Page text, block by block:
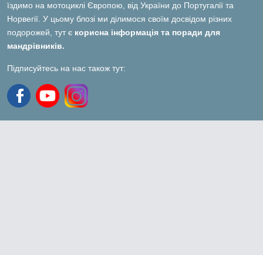
їздимо на мотоциклі Європою, від України до Португалії та
Норвегії. У цьому блозі ми ділимося своїм досвідом різних
подорожей, тут є корисна інформація та поради для
мандрівників.
Підписуйтесь на нас також тут: